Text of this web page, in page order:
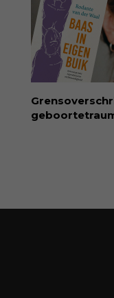
antwoord op
boekjes en
kunde voor
spat van elke
kind. Abonneer
korting met